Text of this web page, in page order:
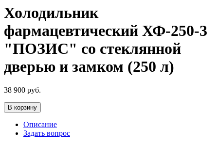
Холодильник
фармацевтический ХФ-250-3
"ПОЗИС" со стеклянной
дверью и замком (250 л)
38 900 руб.
В корзину
Описание
Задать вопрос